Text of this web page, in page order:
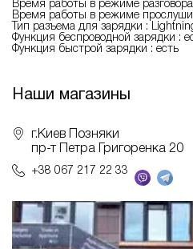
Время работы в режиме
Время работы в режиме
Тип разъема для зарядки :
Функция беспроводной зарядки :
Функция быстрой зарядки : есть
Наши магазины
г.Киев Позняки
пр-т Петра Григоренка 20
+38 067 217 22 33